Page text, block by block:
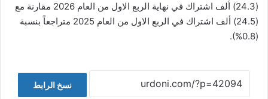
(24.3) ألف اشتراك في نهاية الربع الاول من العام 2026 مقارنة مع
(24.5) ألف اشتراك في الربع الاول من العام 2025 متراجعاً بنسبة
(0.8%).
نسخ الرابط